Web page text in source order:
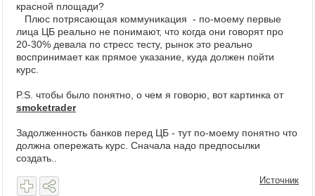
красной площади?
Плюс потрясающая коммуникация - по-моему первые
лица ЦБ реально не понимают, что когда они говорят про
20-30% девала по стресс тесту, рынок это реально
воспринимает как прямое указание, куда должен пойти
курс.
P.S. чтобы было понятно, о чем я говорю, вот картинка от
smoketrader
Задолженность банков перед ЦБ - тут по-моему понятно что
должна опережать курс. Сначала надо предпосылки
создать..
Источник